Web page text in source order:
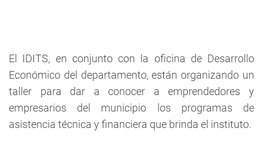
El IDITS, en conjunto con la oficina de Desarrollo
Económico del departamento, están organizando un
taller para dar a conocer a emprendedores y
empresarios del municipio los programas de
asistencia técnica y financiera que brinda el instituto.